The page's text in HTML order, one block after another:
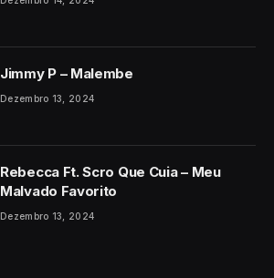
Jimmy P – Malembe
Dezembro 13, 2024
Rebecca Ft. Scro Que Cuia – Meu
Malvado Favorito
Dezembro 13, 2024